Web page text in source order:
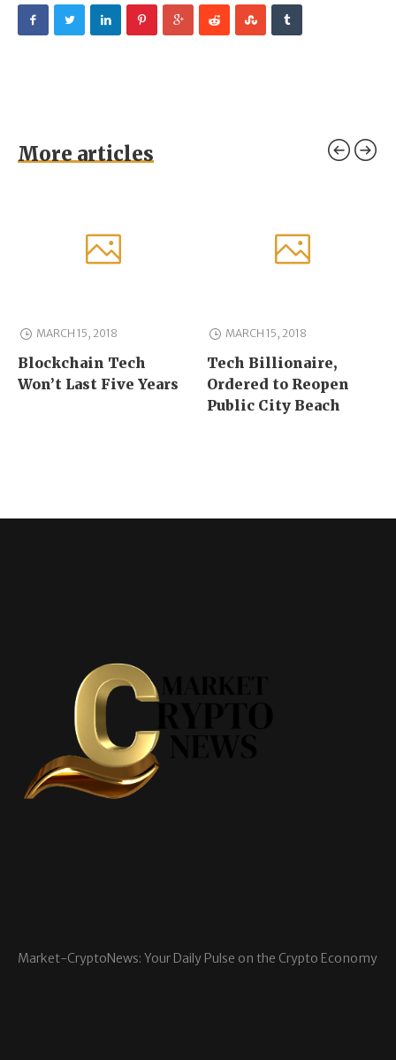
More articles
MARCH 15, 2018
Blockchain Tech
Won’t Last Five Years
MARCH 15, 2018
Tech Billionaire,
Ordered to Reopen
Public City Beach
Market-CryptoNews: Your Daily Pulse on the Crypto Economy